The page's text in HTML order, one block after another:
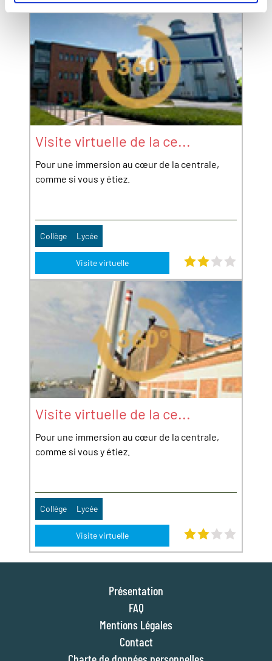
Visite virtuelle de la ce...
Pour une immersion au cœur de la centrale,
comme si vous y étiez.
Collège Lycée
Visite virtuelle Note : 2.5 étoiles
Visite virtuelle de la ce...
Pour une immersion au cœur de la centrale,
comme si vous y étiez.
Collège Lycée
Visite virtuelle Note : 2 étoiles sur 4
Présentation
FAQ
Mentions Légales
Contact